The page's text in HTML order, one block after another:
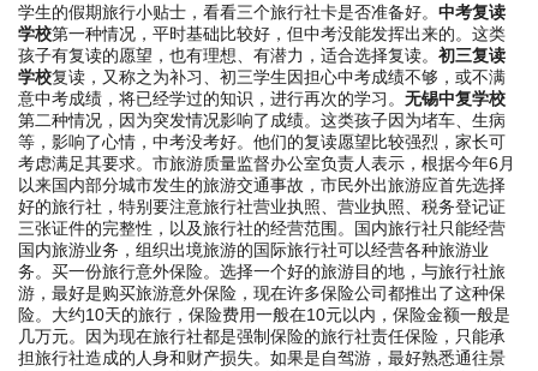
学生的假期旅行小贴士，看看三个旅行社卡是否准备好。 中考复读
学校第一种情况，平时基础比较好，但中考没能发挥出来的。这类
孩子有复读的愿望，也有理想、有潜力，适合选择复读。 初三复读
学校复读，又称之为补习、初三学生因担心中考成绩不够，或不满
意中考成绩，将已经学过的知识，进行再次的学习。 无锡中复学校
第二种情况，因为突发情况影响了成绩。这类孩子因为堵车、生病
等，影响了心情，中考没考好。他们的复读愿望比较强烈，家长可
考虑满足其要求。市旅游质量监督办公室负责人表示，根据今年6月
以来国内部分城市发生的旅游交通事故，市民外出旅游应首先选择
好的旅行社，特别要注意旅行社营业执照、营业执照、税务登记证
三张证件的完整性，以及旅行社的经营范围。国内旅行社只能经营
国内旅游业务，组织出境旅游的国际旅行社可以经营各种旅游业
务。买一份旅行意外保险。选择一个好的旅游目的地，与旅行社旅
游，最好是购买旅游意外保险，现在许多保险公司都推出了这种保
险。大约10天的旅行，保险费用一般在10元以内，保险金额一般是
几万元。因为现在旅行社都是强制保险的旅行社责任保险，只能承
担旅行社造成的人身和财产损失。如果是自驾游，最好熟悉通往景